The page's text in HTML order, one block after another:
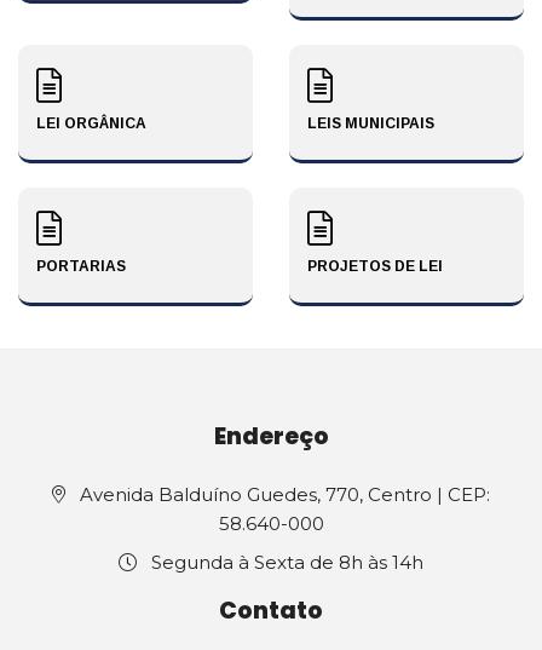
LEI ORGÂNICA LEIS MUNICIPAIS
PORTARIAS PROJETOS DE LEI
Endereço
Avenida Balduíno Guedes, 770, Centro | CEP:
58.640-000
Segunda à Sexta de 8h às 14h
Contato